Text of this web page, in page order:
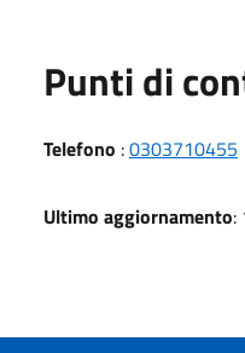
Punti di
Telefono :0303710455
Ultimo aggiornamento: